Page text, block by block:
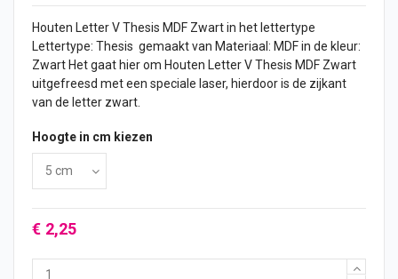
Houten LetterV Thesis MDF Zwart in het lettertype
Lettertype: Thesis gemaakt van Materiaal: MDF in de kleur:
Zwart Het gaat hier om Houten Letter V Thesis MDF Zwart
uitgefreesd met een speciale laser, hierdoor is de zijkant
van de letter zwart.
Hoogte in cm kiezen
€ 2,25